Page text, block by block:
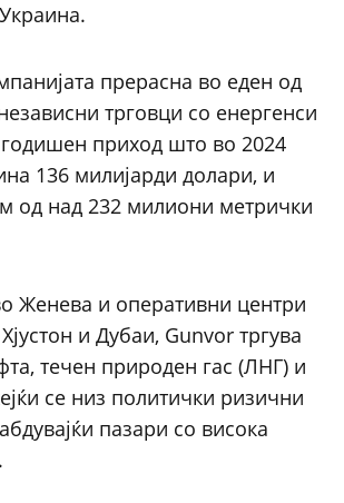
прерасна во еден од
трговци со енергенси
годишен приход што во 2024
136 милијарди долари, и
од над 232 милиони метрички
Женева и оперативни центри
и Дубаи, Gunvor тргува
течен природен гас (ЛНГ) и
се низ политички ризични
пазари со висока